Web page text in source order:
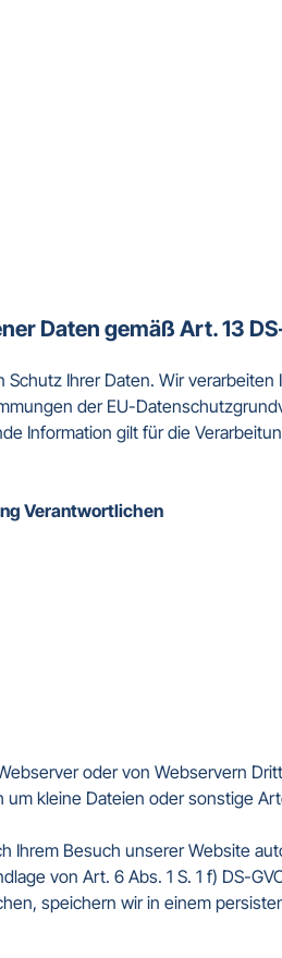
Daten gemäß Art. 13
Ihrer Daten. Wir
der EU-
Information gilt für die
Verantwortlichen
oder von Webservern
kleine Dateien oder sonstige
Ihrem Besuch unserer Website
von Art. 6 Abs. 1 S. 1 f) DS-
speichern wir in einem